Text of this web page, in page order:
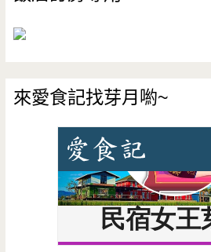
來愛食記找芽月喲~